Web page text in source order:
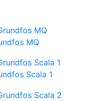
MQ
Scala 1